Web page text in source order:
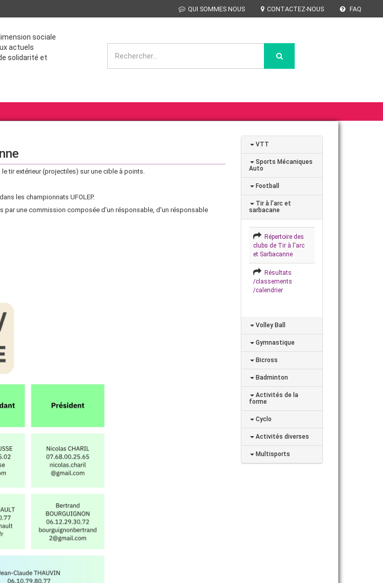
QUI SOMMES NOUS CONTACTEZ-NOUS FAQ
sociale
actuels
solidarité et
tir extérieur (projectiles) sur une cible à points.
les championnats UFOLEP.
par une commission composée d'un résponsable, d'un résponsable
VTT
Sports Mécaniques
Auto
Football
Tir à l'arc et
sarbacane
Répertoire des
clubs de Tir à l'arc
et Sarbacanne
Résultats
/classements
/calendrier
Volley Ball
Gymnastique
Bicross
Badminton
Activités de la
forme
Cyclo
Activités diverses
Multisports